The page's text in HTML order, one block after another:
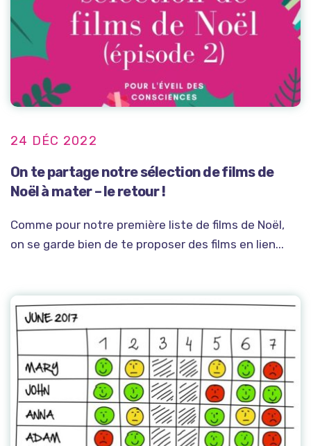
24 DÉC 2022
On te partage notre sélection de films de
Noël à mater – le retour !
Comme pour notre première liste de films de Noël,
on se garde bien de te proposer des films en lien...